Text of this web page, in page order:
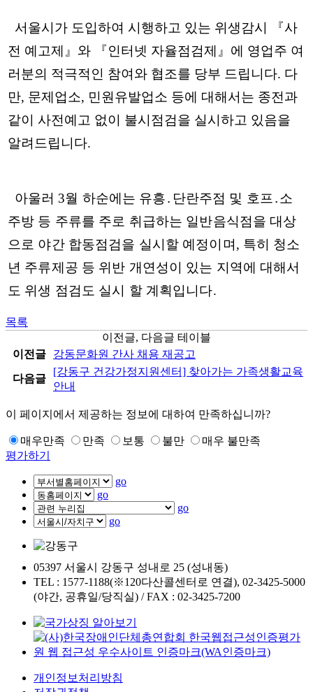
서울시가 도입하여 시행하고 있는 위생감시 『사
전 예고제』와 『인터넷 자율점검제』에 영업주 여
러분의 적극적인 참여와 협조를 당부 드립니다. 다
만, 문제업소, 민원유발업소 등에 대해서는 종전과
같이 사전예고 없이 불시점검을 실시하고 있음을
알려드립니다.
아울러 3월 하순에는 유흥․단란주점 및 호프․소
주방 등 주류를 주로 취급하는 일반음식점을 대상
으로 야간 합동점검을 실시할 예정이며, 특히 청소
년 주류제공 등 위반 개연성이 있는 지역에 대해서
도 위생 점검도 실시 할 계획입니다.
목록
이전글, 다음글 테이블
이전글
강동문화원 간사 채용 재공고
다음글
[강동구 건강가정지원센터] 찾아가는 가족생활교육
안내
이 페이지에서 제공하는 정보에 대하여 만족하십니까?
매우만족 만족 보통 불만
매우 불만족
평가하기
go
go
go
go
05397 서울시 강동구 성내로 25 (성내동)
TEL : 1577-1188(※120다산콜센터로 연결), 02-3425-5000
(야간, 공휴일/당직실) / FAX : 02-3425-7200
개인정보처리방침